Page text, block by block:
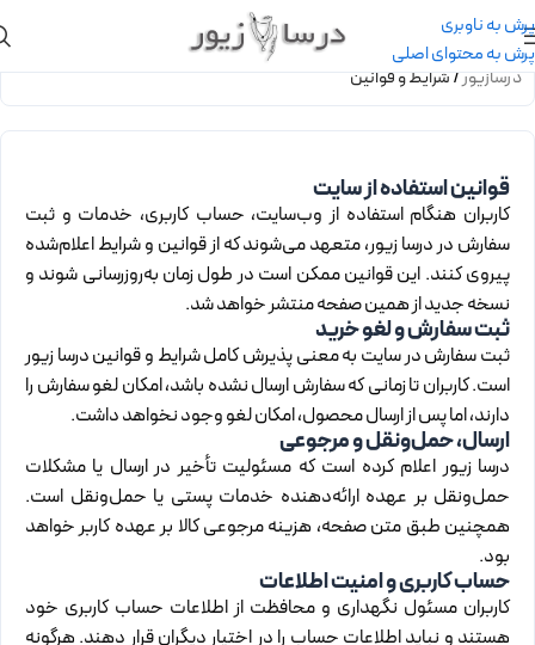
پرش به ناوبری
پرش به محتوای اصلی
درسازیور/شرایط و قوانین
قوانین استفاده از سایت
کاربران هنگام استفاده از وب‌سایت، حساب کاربری، خدمات و ثبت
سفارش در درسا زیور، متعهد می‌شوند که از قوانین و شرایط اعلام‌شده
پیروی کنند. این قوانین ممکن است در طول زمان به‌روزرسانی شوند و
نسخه جدید از همین صفحه منتشر خواهد شد.
ثبت سفارش و لغو خرید
ثبت سفارش در سایت به معنی پذیرش کامل شرایط و قوانین درسا زیور
است. کاربران تا زمانی که سفارش ارسال نشده باشد، امکان لغو سفارش را
دارند، اما پس از ارسال محصول، امکان لغو وجود نخواهد داشت.
ارسال، حمل‌ونقل و مرجوعی
درسا زیور اعلام کرده است که مسئولیت تأخیر در ارسال یا مشکلات
حمل‌ونقل بر عهده ارائه‌دهنده خدمات پستی یا حمل‌ونقل است.
همچنین طبق متن صفحه، هزینه مرجوعی کالا بر عهده کاربر خواهد
بود.
حساب کاربری و امنیت اطلاعات
کاربران مسئول نگهداری و محافظت از اطلاعات حساب کاربری خود
هستند و نباید اطلاعات حساب را در اختیار دیگران قرار دهند. هرگونه